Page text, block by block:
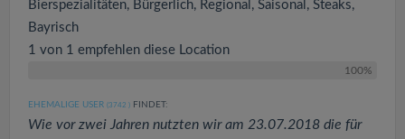
Bierspezialitäten, Bürgerlich, Regional, Saisonal, Steaks,
Bayrisch
1 von 1 empfehlen diese Location
100%
EHEMALIGE USER (3742 ) FINDET:
Wie vor zwei Jahren nutzten wir am 23.07.2018 die für